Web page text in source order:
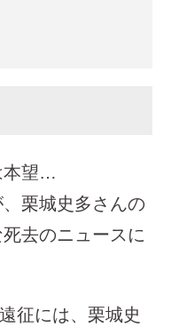
本望…
栗城史多さんの
去のニュースに
征には、栗城史